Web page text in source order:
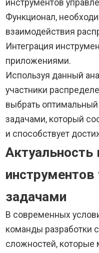
инструментов
Функционал,
взаимодействия
Интеграция
приложениями.
Используя данный
участники
выбрать
задачами, который
и способствует
инструментов
задачами
В современных
команды разработки
сложностей, которые